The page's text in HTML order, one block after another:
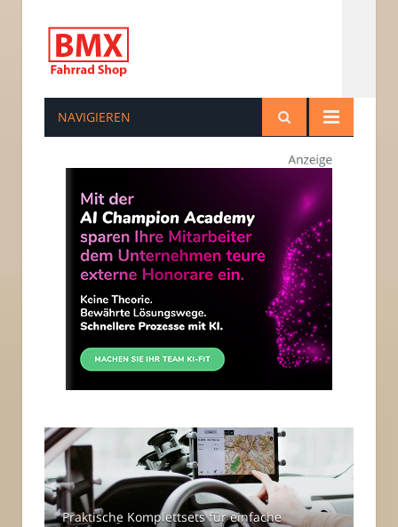
bmxfahrradshop.de
NAVIGIEREN
Praktische Komplettsets für einfache